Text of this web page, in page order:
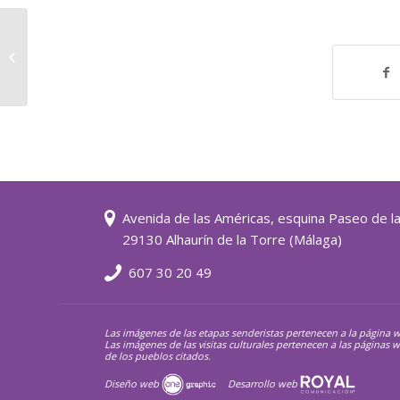
Avenida de las Américas, esquina Paseo de
29130 Alhaurín de la Torre (Málaga)
607 30 20 49
Las imágenes de las etapas senderistas pertenecen a la página
Las imágenes de las visitas culturales pertenecen a las
de los pueblos citados.
Diseño web Desarrollo web